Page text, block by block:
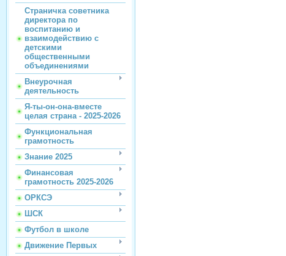
Страничка советника
директора по
воспитанию и
взаимодействию с
детскими
общественными
объединениями
Внеурочная
деятельность
Я-ты-он-она-вместе
целая страна - 2025-2026
Функциональная
грамотность
Знание 2025
Финансовая
грамотность 2025-2026
ОРКСЭ
ШСК
Футбол в школе
Движение Первых